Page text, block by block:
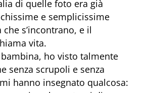
di quelle foto era già
e semplicissime
s’incontrano, e il
vita.
ho visto talmente
senza scrupoli e senza
hanno insegnato qualcosa: